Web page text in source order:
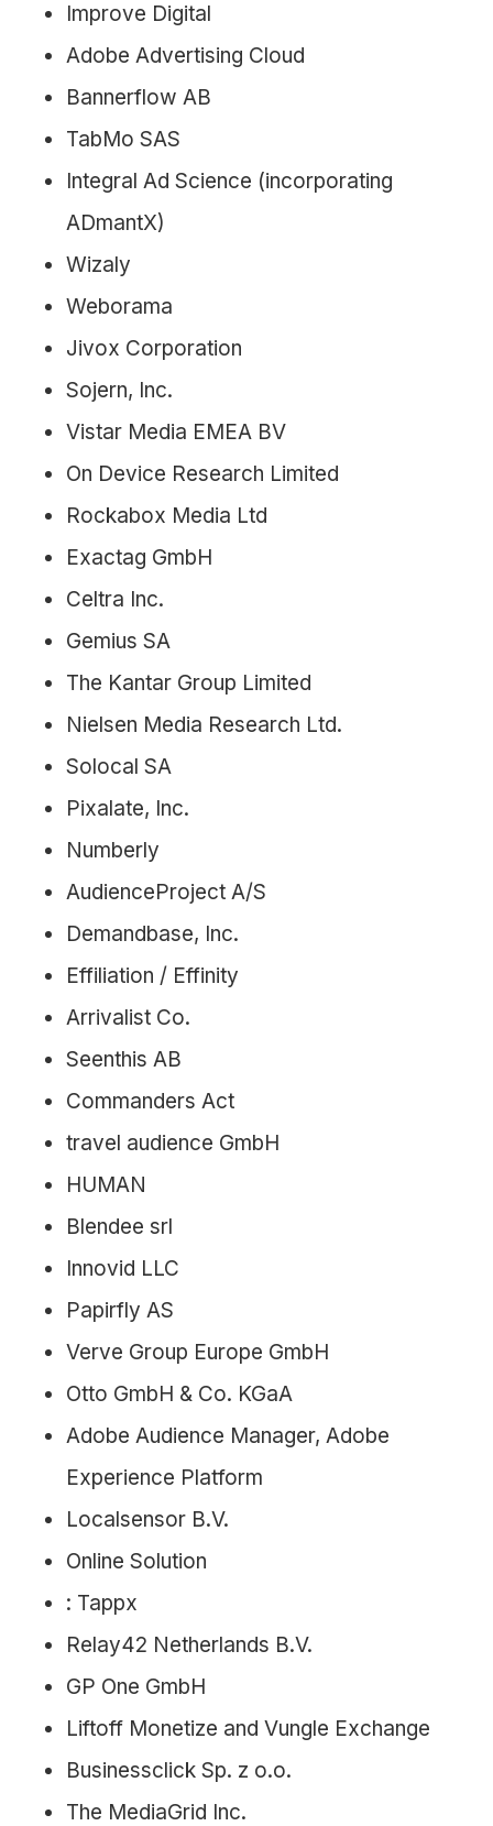
Improve Digital
Adobe Advertising Cloud
Bannerflow AB
TabMo SAS
Integral Ad Science (incorporating
ADmantX)
Wizaly
Weborama
Jivox Corporation
Sojern, Inc.
Vistar Media EMEA BV
On Device Research Limited
Rockabox Media Ltd
Exactag GmbH
Celtra Inc.
Gemius SA
The Kantar Group Limited
Nielsen Media Research Ltd.
Solocal SA
Pixalate, Inc.
Numberly
AudienceProject A/S
Demandbase, Inc.
Effiliation / Effinity
Arrivalist Co.
Seenthis AB
Commanders Act
travel audience GmbH
HUMAN
Blendee srl
Innovid LLC
Papirfly AS
Verve Group Europe GmbH
Otto GmbH & Co. KGaA
Adobe Audience Manager, Adobe
Experience Platform
Localsensor B.V.
Online Solution
: Tappx
Relay42 Netherlands B.V.
GP One GmbH
Liftoff Monetize and Vungle Exchange
Businessclick Sp. z o.o.
The MediaGrid Inc.